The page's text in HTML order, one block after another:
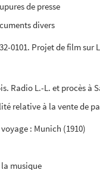
de presse
divers
0101. Projet de film
Radio L.-L. et procès à
relative à la vente de
: Munich (1910)
musique